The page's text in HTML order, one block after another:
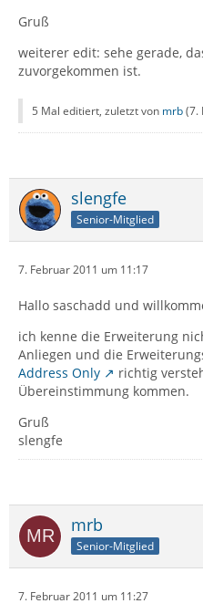
Gruß
weiterer edit: sehe gerade,
zuvorgekommen ist.
5 Mal editiert, zuletzt von mrb(7.
slengfe
Senior-Mitglied
7. Februar 2011 um 11:17
Hallo saschadd und
ich kenne die Erweiterung
Anliegen und die
Address Only
richtig
Übereinstimmung kommen.
Gruß
slengfe
mrb
Senior-Mitglied
7. Februar 2011 um 11:27